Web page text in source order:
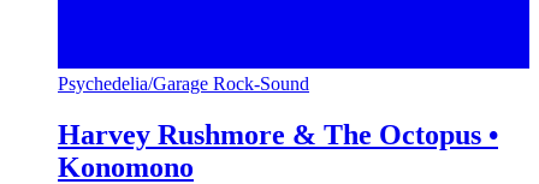
Psychedelia/Garage Rock-Sound
Harvey Rushmore & The Octopus •
Konomono